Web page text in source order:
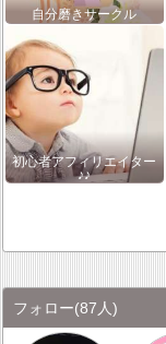
自分磨きサークル
初心者アフィリエイター
♪♪
フォロー(87人)